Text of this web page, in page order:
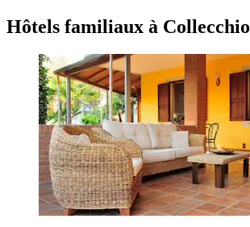
Hôtels familiaux à Collecchio